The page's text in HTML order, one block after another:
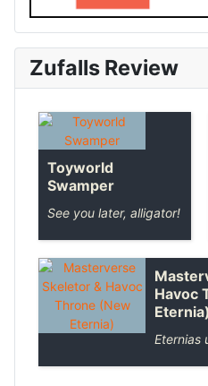
Zufalls Review
Toyworld
Swamper
See you later, alligator!
Havoc
Eternia)
Eternias